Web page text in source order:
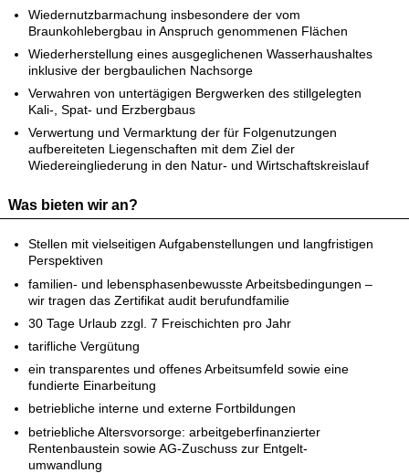
Wiedernutzbarmachung insbesondere der vom
Braunkohlebergbau in Anspruch genommenen Flächen
Wiederherstellung eines ausgeglichenen Wasserhaushaltes
inklusive der bergbaulichen Nachsorge
Verwahren von untertägigen Bergwerken des stillgelegten
Kali-, Spat- und Erzbergbaus
Verwertung und Vermarktung der für Folgenutzungen
aufbereiteten Liegenschaften mit dem Ziel der
Wiedereingliederung in den Natur- und Wirtschaftskreislauf
Was bieten wir an?
Stellen mit vielseitigen Aufgabenstellungen und langfristigen
Perspektiven
familien- und lebensphasenbewusste Arbeitsbedingungen –
wir tragen das Zertifikat audit berufundfamilie
30 Tage Urlaub zzgl. 7 Freischichten pro Jahr
tarifliche Vergütung
ein transparentes und offenes Arbeitsumfeld sowie eine
fundierte Einarbeitung
betriebliche interne und externe Fortbildungen
betriebliche Altersvorsorge: arbeitgeberfinanzierter
Rentenbaustein sowie AG-Zuschuss zur Entgelt-
umwandlung